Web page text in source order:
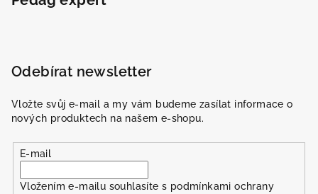
Odebírat newsletter
Vložte svůj e-mail a my vám budeme zasílat informace o
nových produktech na našem e-shopu.
E-mail
Vložením e-mailu souhlasíte s podmínkami ochrany